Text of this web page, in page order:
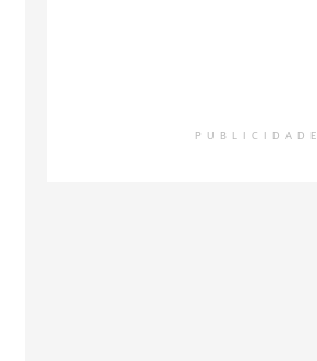
PUBLICIDADE